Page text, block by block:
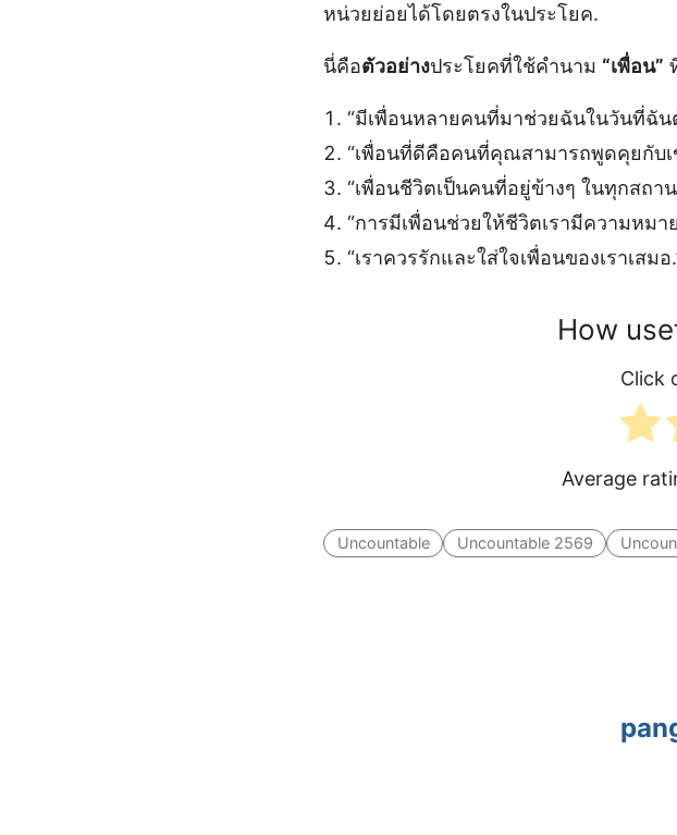
หน่วยย่อยได้โดยตรงในประโยค.
นี่คือตัวอย่างประโยคที่ใช้คำนาม “เพื่อน”
“มีเพื่อนหลายคนที่มาช่วยฉันในวันที่ฉัน
“เพื่อนที่ดีคือคนที่คุณสามารถพูดคุยกับเ
“เพื่อนชีวิตเป็นคนที่อยู่ข้างๆ ในทุกสถา
“การมีเพื่อนช่วยให้ชีวิตเรามีความหมา
“เราควรรักและใส่ใจเพื่อนของเราเสมอ
How
Click
Average
Uncountable Uncountable 2569